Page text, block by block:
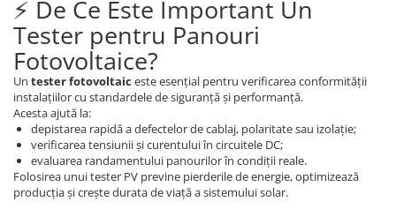
⚡ De Ce Este Important Un
Tester pentru Panouri
Fotovoltaice?
Un tester fotovoltaic este esențial pentru verificarea conformității
instalațiilor cu standardele de siguranță și performanță.
Acesta ajută la:
depistarea rapidă a defectelor de cablaj, polaritate sau izolație;
verificarea tensiunii și curentului în circuitele DC;
evaluarea randamentului panourilor în condiții reale.
Folosirea unui tester PV previne pierderile de energie, optimizează
producția și crește durata de viață a sistemului solar.